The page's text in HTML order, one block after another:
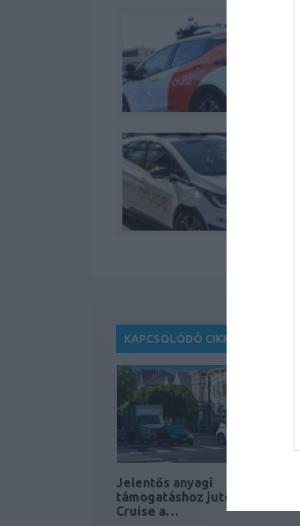
KAPCSOLÓDÓ CIKKEK
Jelentős anyagi
támogatáshoz jutott a
Cruise a…